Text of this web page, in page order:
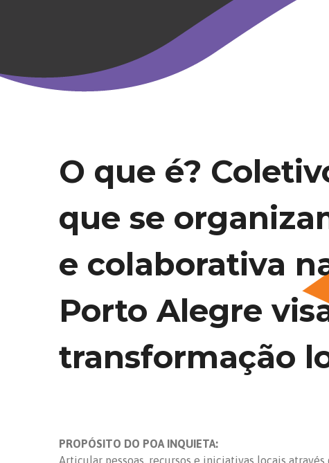
O que é?
que se
e colaborativa
Porto Alegre
transformação
PROPÓSITO DO POA INQUIETA:
Articular pessoas, recursos e iniciativas locais